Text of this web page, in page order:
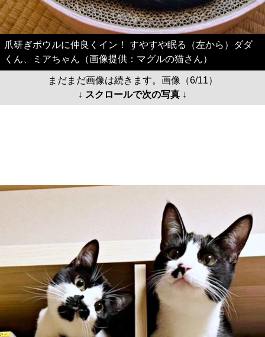
爪研ぎボウルに仲良くイン！ すやすや眠る（左から）ダダ
くん、ミアちゃん（画像提供：マグルの猫さん）
まだまだ画像は続きます。画像（6/11）
↓ スクロールで次の写真 ↓